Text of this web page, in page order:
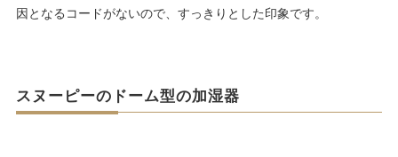
因となるコードがないので、すっきりとした印象です。
スヌーピーのドーム型の加湿器